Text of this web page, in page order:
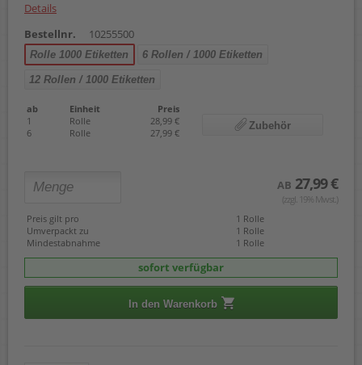
Details
Bestellnr.
10255500
Rolle 1000 Etiketten 6 Rollen / 1000 Etiketten
12 Rollen / 1000 Etiketten
ab Einheit
Preis
1
Rolle
28,99 €
6
Rolle 27,99 €
Zubehör
AB 27,99 €
(zzgl. 19% Mwst.)
Preis gilt pro
1 Rolle
Umverpackt zu
1 Rolle
Mindestabnahme
1 Rolle
sofort verfügbar
In den Warenkorb